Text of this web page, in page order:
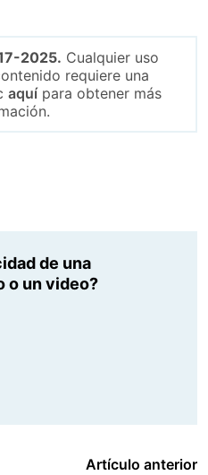
2025. Cualquier uso
requiere una
aquípara obtener más
de una
o un video?
Artículo anterior